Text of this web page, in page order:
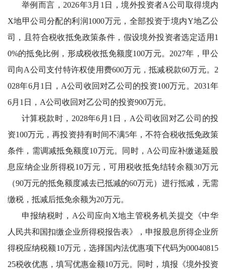
举例而言， 2026年3月1日，境外投资者A公司取得境内
X地甲公司分配的利润1000万元，全部投资于境内Y地乙公
司，且符合税收抵免政策条件，假设境外投资者选定适用1
0%的抵免比例，形成税收抵免额度100万元。2027年，甲公
司向A公司支付特许权使用费600万元，抵减税款60万元。2
028年6月1日，A公司收回对乙公司的投资100万元。2031年
6月1日，A公司收回对乙公司的投资900万元。
计算税款时， 2028年6月1日，A公司收回对乙公司的投
资100万元，再投资持有时间不满5年，不符合税收抵免政策
条件，需调减抵免额度10万元。同时，A公司应补缴递延股
息应纳企业所得税10万元，可用税收抵免结转余额30万元
（90万元的抵免额度减去已抵减的60万元）进行抵减，无需
缴税，抵减后抵免余额为20万元。
申报纳税时， A公司应向X地主管税务机关提交《中华
人民共和国扣缴企业所得税报告表》，申报股息所得企业所
得税应纳税额10万元，选择国内法优惠项下代码为00040815
25税收优惠，填写优惠金额10万元。同时，填报《境外投资